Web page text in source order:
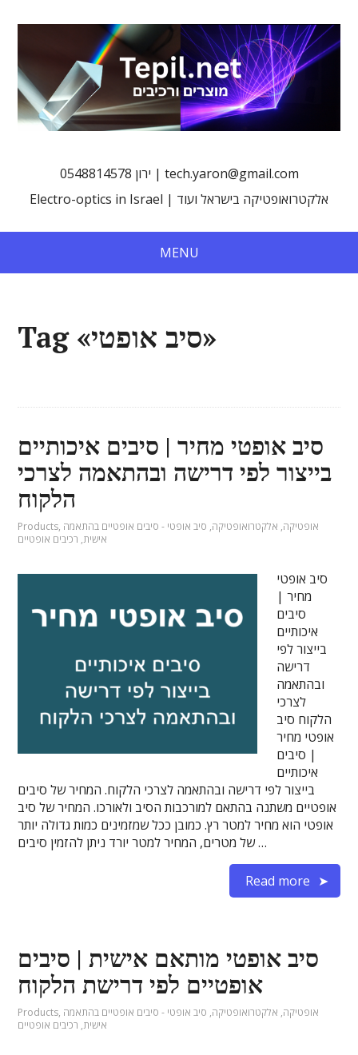
0548814578 ירון | tech.yaron@gmail.com
Electro-optics in Israel | אלקטרואופטיקה בישראל ועוד
MENU
Tag «סיב אופטי»
סיב אופטי מחיר | סיבים איכותיים
בייצור לפי דרישה ובהתאמה לצרכי
הלקוח
Products, אופטיקה, אלקטרואופטיקה, סיב אופטי - סיבים אופטיים בהתאמה
אישית, רכיבים אופטיים
סיב אופטי
מחיר |
סיבים
איכותיים
בייצור לפי
דרישה
ובהתאמה
לצרכי
הלקוח סיב
אופטי מחיר
| סיבים
איכותיים
בייצור לפי דרישה ובהתאמה לצרכי הלקוח. המחיר של סיבים
אופטיים משתנה בהתאם למורכבות הסיב ולאורכו. המחיר של סיב
אופטי הוא מחיר למטר רץ. כמובן ככל שמזמינים כמות גדולה יותר
של מטרים, המחיר למטר יורד ניתן להזמין סיבים …
Read more
סיב אופטי מותאם אישית | סיבים
אופטיים לפי דרישת הלקוח
Products, אופטיקה, אלקטרואופטיקה, סיב אופטי - סיבים אופטיים בהתאמה
אישית, רכיבים אופטיים